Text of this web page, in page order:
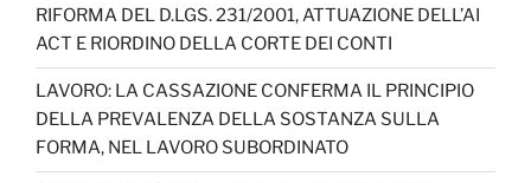
RIFORMA DEL D.LGS. 231/2001, ATTUAZIONE DELL’AI
ACT E RIORDINO DELLA CORTE DEI CONTI
LAVORO: LA CASSAZIONE CONFERMA IL PRINCIPIO
DELLA PREVALENZA DELLA SOSTANZA SULLA
FORMA, NEL LAVORO SUBORDINATO